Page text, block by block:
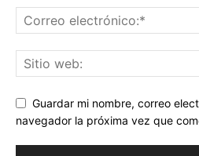
Guardar mi nombre, correo
navegador la próxima vez que